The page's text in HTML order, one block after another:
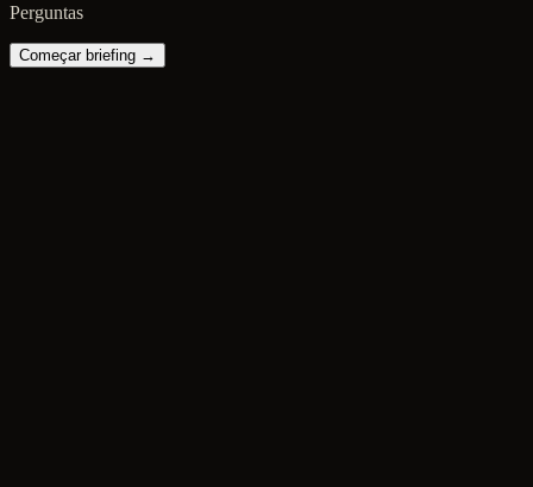
Perguntas
Começar briefing →